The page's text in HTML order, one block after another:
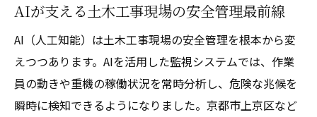
AIが支える土木工事現場の安全管理最前線
AI（人工知能）は土木工事現場の安全管理を根本から変
えつつあります。AIを活用した監視システムでは、作業
員の動きや重機の稼働状況を常時分析し、危険な兆候を
瞬時に検知できるようになりました。京都市上京区など